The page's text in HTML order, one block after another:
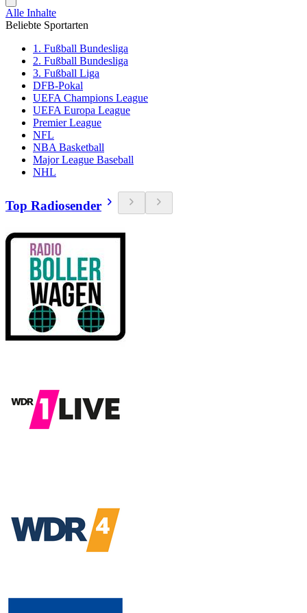
Alle Inhalte
Beliebte Sportarten
1. Fußball Bundesliga
2. Fußball Bundesliga
3. Fußball Liga
DFB-Pokal
UEFA Champions League
UEFA Europa League
Premier League
NFL
NBA Basketball
Major League Baseball
NHL
Top Radiosender